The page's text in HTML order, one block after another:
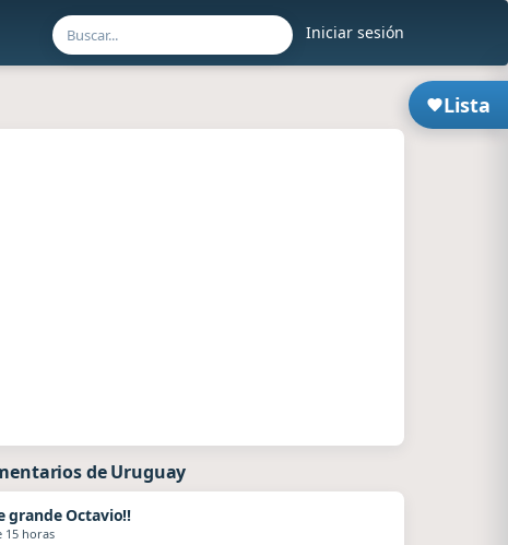
Iniciar sesión
Lista
de Uruguay
grande Octavio!!
15 horas